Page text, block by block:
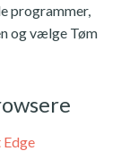
programmer,
og vælge Tøm